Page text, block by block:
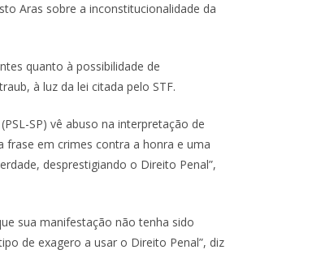
Aras sobre a inconstitucionalidade da
quanto à possibilidade de
à luz da lei citada pelo STF.
SP) vê abuso na interpretação de
frase em crimes contra a honra e uma
desprestigiando o Direito Penal”,
sua manifestação não tenha sido
de exagero a usar o Direito Penal”, diz